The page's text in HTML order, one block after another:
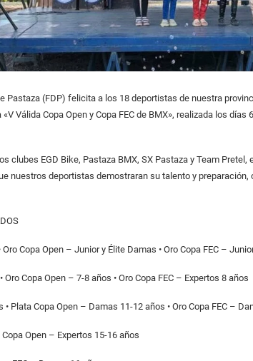
Pastaza (FDP) felicita a los 18 deportistas de nuestra
Válida Copa Open y Copa FEC de BMX», realizada los
clubes EGD Bike, Pastaza BMX, SX Pastaza y Team
nuestros deportistas demostraran su talento y
Copa Open – Junior y Élite Damas • Oro Copa FEC –
Copa Open – 7-8 años • Oro Copa FEC – Expertos 8 años
Plata Copa Open – Damas 11-12 años • Oro Copa FEC –
Open – Expertos 15-16 años